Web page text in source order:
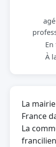
À
La
France
La